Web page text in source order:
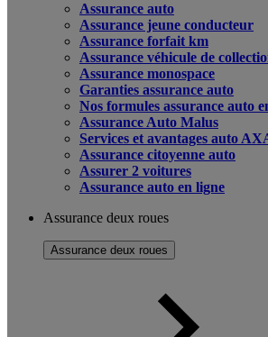
Assurance auto
Assurance jeune conducteur
Assurance forfait km
Assurance véhicule de
Assurance monospace
Garanties assurance auto
Nos formules assurance auto
Assurance Auto Malus
Services et avantages auto
Assurance citoyenne auto
Assurer 2 voitures
Assurance auto en ligne
Assurance deux roues
Assurance deux roues